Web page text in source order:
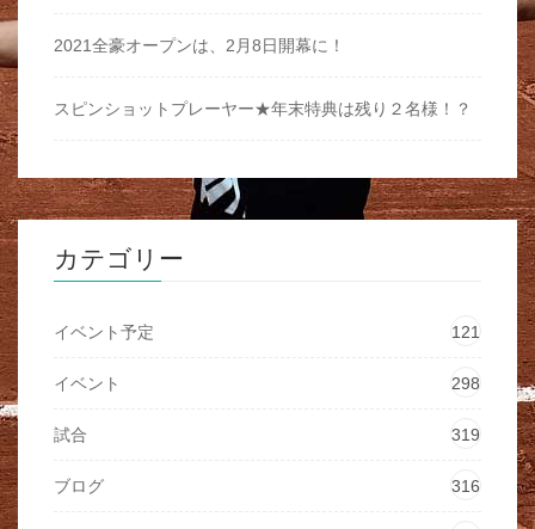
2021全豪オープンは、2月8日開幕に！
スピンショットプレーヤー★年末特典は残り２名様！？
カテゴリー
イベント予定 121
イベント 298
試合 319
ブログ 316